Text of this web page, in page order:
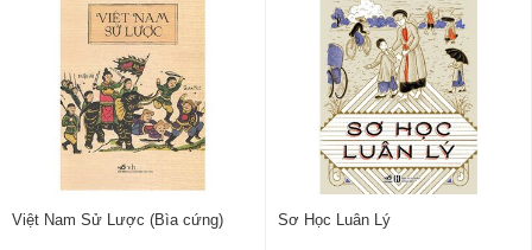
Việt Nam Sử Lược (Bìa cứng) Sơ Học Luân Lý